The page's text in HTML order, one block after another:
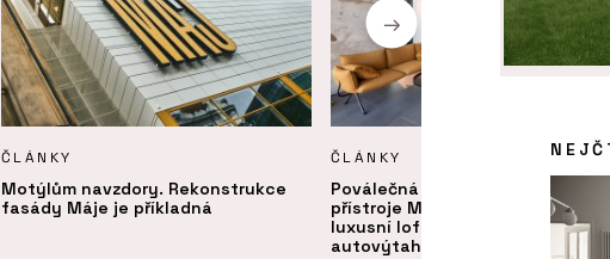
ČLÁNKY
Motýlům navzdory. Rekonstrukce
fasády Máje je příkladná
ČLÁNKY
Poválečná továrna na letecké
přístroje Microna se proměnila na
luxusní loftové bydlení s
autovýtahem a výhledem na